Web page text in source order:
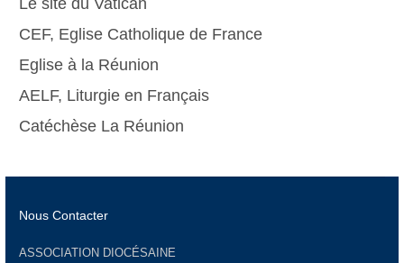
Le site du Vatican
CEF, Eglise Catholique de France
Eglise à la Réunion
AELF, Liturgie en Français
Catéchèse La Réunion
Nous Contacter
ASSOCIATION DIOCÉSAINE